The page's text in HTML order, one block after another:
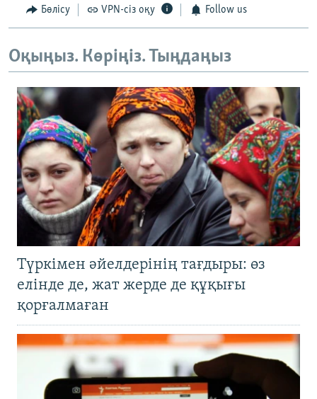
Бөлісу VPN-сіз оқу Follow us
Оқыңыз. Көріңіз. Тыңдаңыз
Түркімен әйелдерінің тағдыры: өз
елінде де, жат жерде де құқығы
қорғалмаған